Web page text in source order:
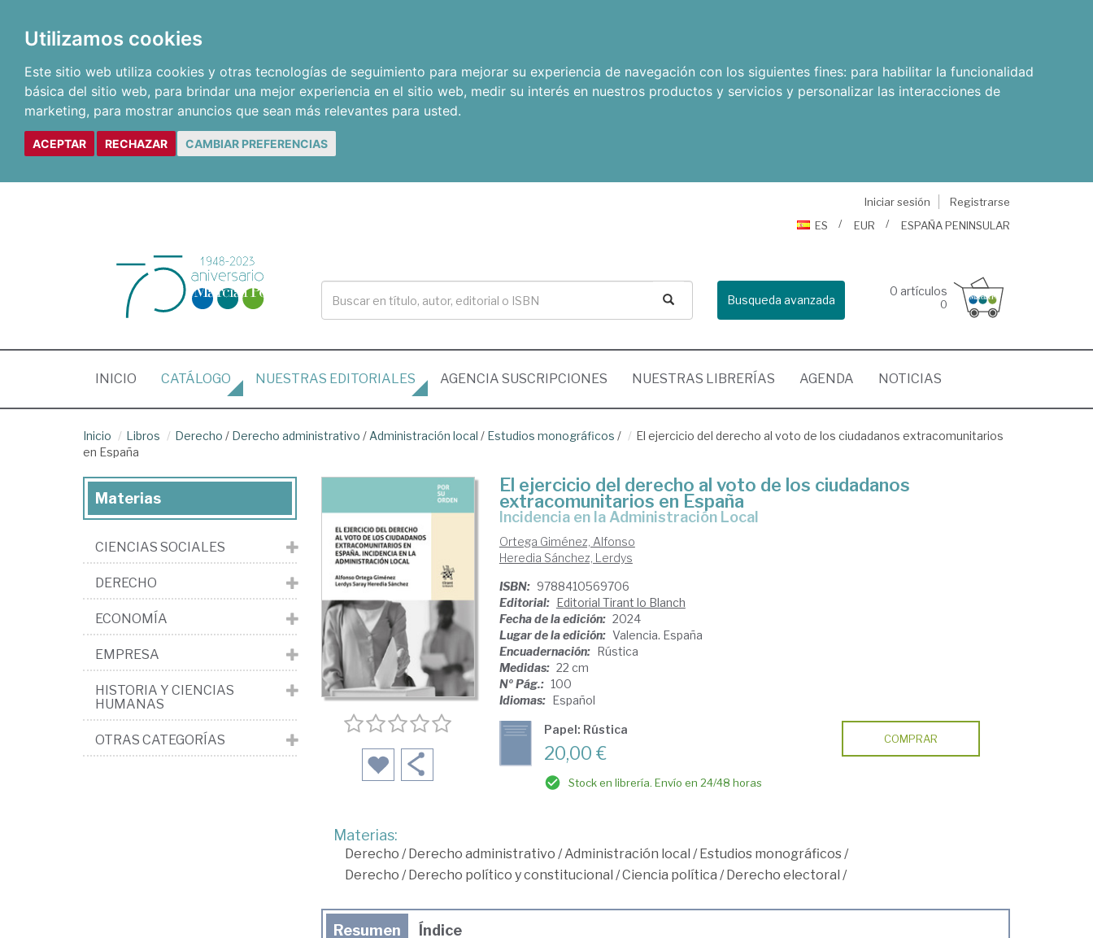
Utilizamos cookies
Este sitio web utiliza cookies y otras tecnologías de seguimiento para mejorar su experiencia de navegación con los siguientes fines: para habilitar la funcionalidad
básica del sitio web, para brindar una mejor experiencia en el sitio web, medir su interés en nuestros productos y servicios y personalizar las interacciones de
marketing, para mostrar anuncios que sean más relevantes para usted.
ACEPTAR RECHAZAR CAMBIAR PREFERENCIAS
Iniciar sesión
Registrarse
ES
EUR ESPAÑA PENINSULAR
Busqueda avanzada
0 artículos
0
INICIO (CURRENT)
CATÁLOGO NUESTRAS EDITORIALES AGENCIA SUSCRIPCIONES NUESTRAS LIBRERÍAS AGENDA NOTICIAS
Inicio Libros Derecho / Derecho administrativo / Administración local / Estudios monográficos /
El ejercicio del derecho al voto de los ciudadanos extracomunitarios
en España
El ejercicio del derecho al voto de los ciudadanos
extracomunitarios en España
Incidencia en la Administración Local
Ortega Giménez, Alfonso
Heredia Sánchez, Lerdys
ISBN: 9788410569706
Editorial: Editorial Tirant lo Blanch
Fecha de la edición: 2024
Lugar de la edición: Valencia. España
Encuadernación: Rústica
Medidas: 22 cm
Nº Pág.: 100
Idiomas: Español
Papel: Rústica
20,00 €
Stock en librería. Envío en 24/48 horas
COMPRAR
Materias:
Derecho /Derecho administrativo /Administración local /Estudios monográficos/
Derecho /Derecho político y constitucional /Ciencia política /Derecho electoral /
Resumen Índice
Materias
CIENCIAS SOCIALES
DERECHO
ECONOMÍA
EMPRESA
HISTORIA Y CIENCIAS
HUMANAS
OTRAS CATEGORÍAS